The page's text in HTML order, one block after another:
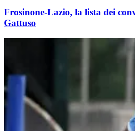
Frosinone-Lazio, la lista dei
Gattuso